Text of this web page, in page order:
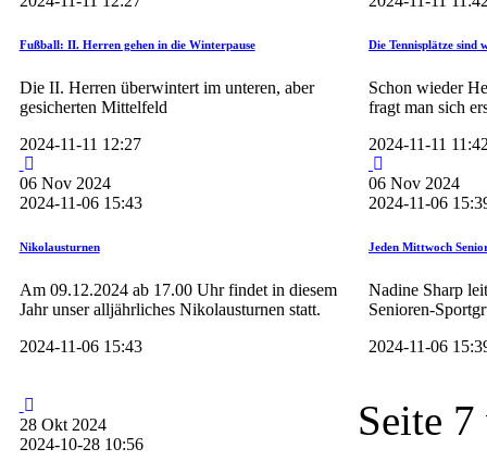
Fußball: II. Herren gehen in die Winterpause
Die II. Herren überwintert im unteren, aber
gesicherten Mittelfeld
2024-11-11 12:27
Die Tennisplätze sind
Schon wieder
fragt man sich
2024-11-11
06 Nov 2024
2024-11-06 15:43
Nikolausturnen
Am 09.12.2024 ab 17.00 Uhr findet in diesem
Jahr unser alljährliches Nikolausturnen statt.
2024-11-06 15:43
06 Nov 2024
2024-11-06
Jeden Mittwoch
Nadine Sharp
Senioren-
2024-11-06
28 Okt 2024
2024-10-28 10:56
Seite